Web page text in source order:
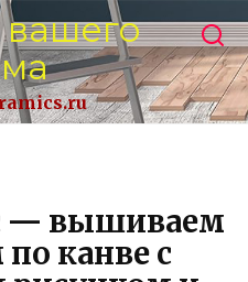
— вышиваем
канве с